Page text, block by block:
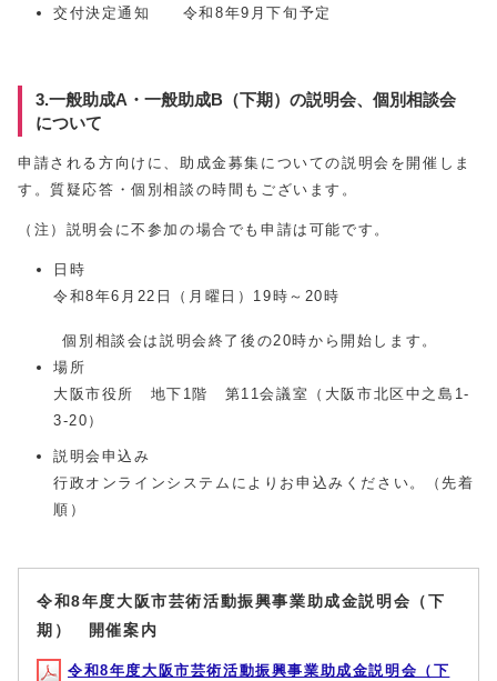
交付決定通知 令和8年9月下旬予定
3.一般助成A・一般助成B（下期）の説明会、個別相談会
について
申請される方向けに、助成金募集についての説明会を開催しま
す。質疑応答・個別相談の時間もございます。
（注）説明会に不参加の場合でも申請は可能です。
日時
令和8年6月22日（月曜日）19時～20時
個別相談会は説明会終了後の20時から開始します。
場所
大阪市役所 地下1階 第11会議室（大阪市北区中之島1-
3-20）
説明会申込み
行政オンラインシステムによりお申込みください。（先着
順）
令和8年度大阪市芸術活動振興事業助成金説明会（下
期） 開催案内
令和8年度大阪市芸術活動振興事業助成金説明会（下